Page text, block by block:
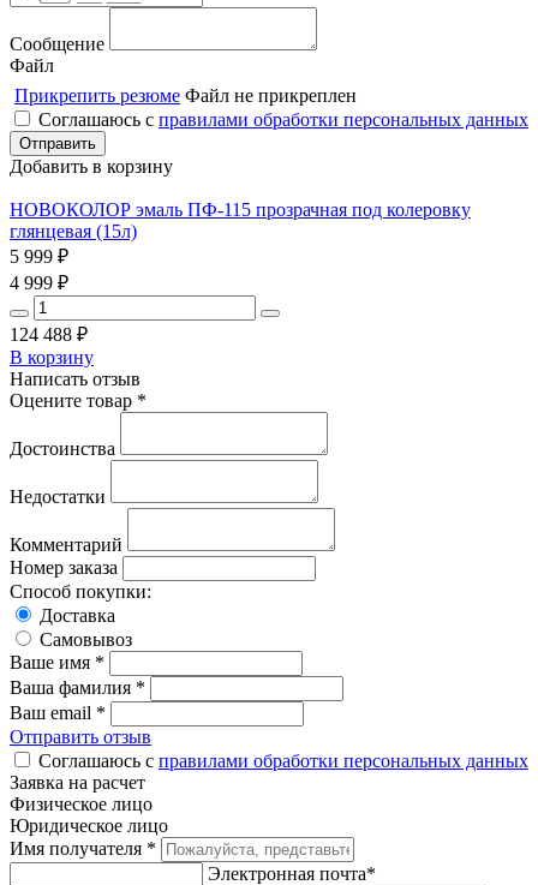
Сообщение
Файл
Прикрепить резюме Файл не прикреплен
Соглашаюсь с правилами обработки персональных данных
Добавить в корзину
НОВОКОЛОР эмаль ПФ-115 прозрачная под колеровку
глянцевая (15л)
5 999 ₽
4 999 ₽
124 488 ₽
В корзину
Написать отзыв
Оцените товар *
Достоинства
Недостатки
Комментарий
Номер заказа
Способ покупки:
Доставка
Самовывоз
Ваше имя *
Ваша фамилия *
Ваш email *
Отправить отзыв
Соглашаюсь с правилами обработки персональных данных
Заявка на расчет
Физическое лицо
Юридическое лицо
Имя получателя *
Электронная почта*